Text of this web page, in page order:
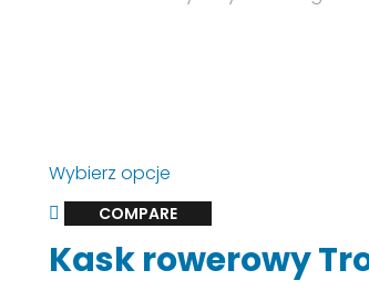
Wybierz opcjeTen
produkt
ma
wiele
COMPARE
Kask rowerowy